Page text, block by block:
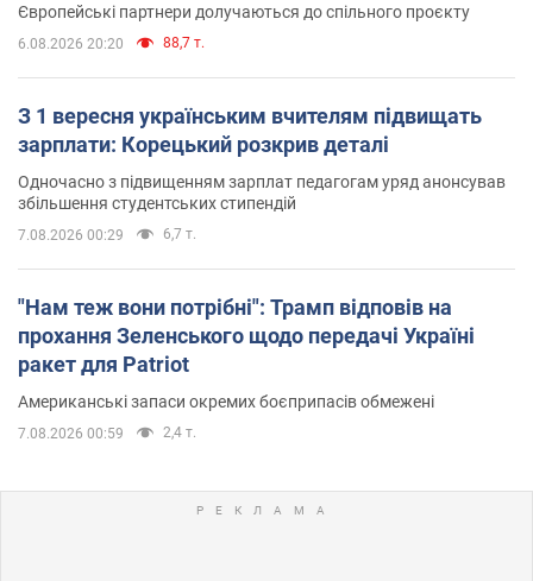
Європейські партнери долучаються до спільного проєкту
6.08.2026 20:20 88,7 т.
З 1 вересня українським вчителям підвищать
зарплати: Корецький розкрив деталі
Одночасно з підвищенням зарплат педагогам уряд анонсував
збільшення студентських стипендій
7.08.2026 00:29 6,7 т.
"Нам теж вони потрібні": Трамп відповів на
прохання Зеленського щодо передачі Україні
ракет для Patriot
Американські запаси окремих боєприпасів обмежені
7.08.2026 00:59 2,4 т.